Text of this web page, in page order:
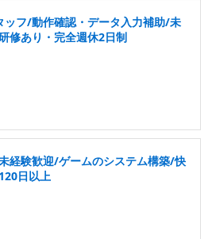
ッフ/動作確認・データ入力補助/未
修あり・完全週休2日制
経験歓迎/ゲームのシステム構築/快
日以上